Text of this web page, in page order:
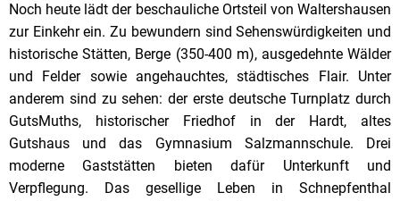
Noch heute lädt der beschauliche Ortsteil von Waltershausen
zur Einkehr ein. Zu bewundern sind Sehenswürdigkeiten und
historische Stätten, Berge (350-400 m), ausgedehnte Wälder
und Felder sowie angehauchtes, städtisches Flair. Unter
anderem sind zu sehen: der erste deutsche Turnplatz durch
GutsMuths, historischer Friedhof in der Hardt, altes
Gutshaus und das Gymnasium Salzmannschule. Drei
moderne Gaststätten bieten dafür Unterkunft und
Verpflegung. Das gesellige Leben in Schnepfenthal